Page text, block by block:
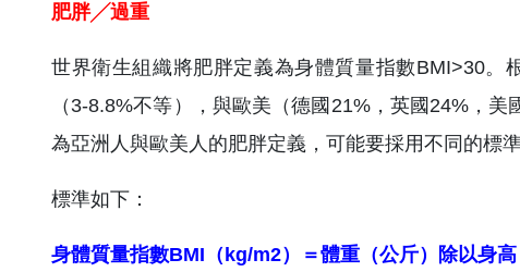
肥胖╱過重
世界衛生組織將肥胖定義為身體質量指數BMI>30
（3-8.8%不等），與歐美（德國21%，英國24%，
為亞洲人與歐美人的肥胖定義，可能要採用不同的標
標準如下：
身體質量指數BMI（kg/m2）＝體重（公斤）除以身